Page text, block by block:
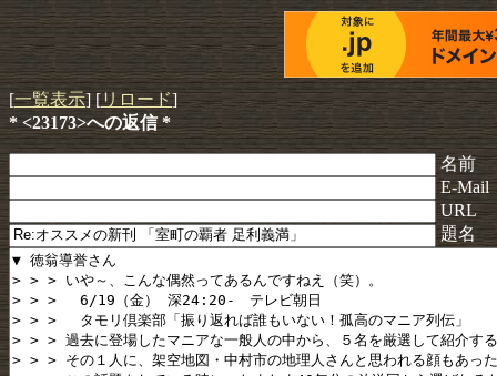
[一覧表示] [リロード]
* <23173>への返信 *
名前
E-Mail
URL
題名